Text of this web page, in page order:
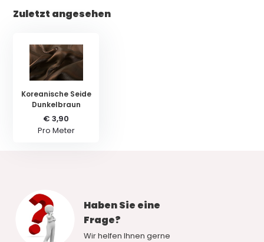
Zuletzt angesehen
Koreanische Seide
Dunkelbraun
€ 3,90
Pro Meter
Haben Sie eine
Frage?
Wir helfen Ihnen gerne